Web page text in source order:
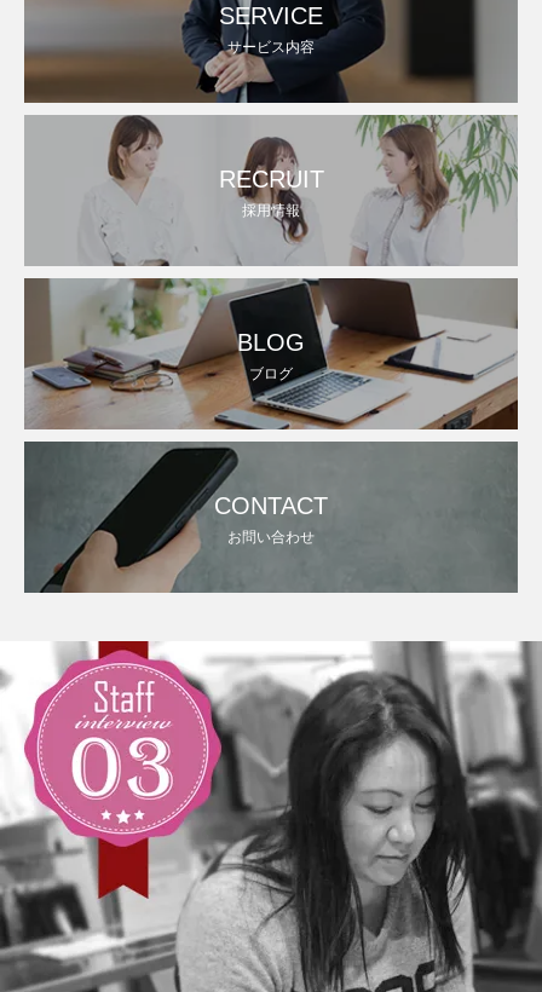
SERVICE
サービス内容
RECRUIT
採用情報
BLOG
ブログ
CONTACT
お問い合わせ